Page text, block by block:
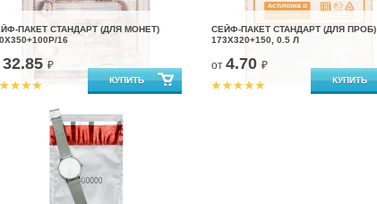
ПАКЕТ CТАНДАРТ (ДЛЯ МОНЕТ)
16
32.85 ₽
СЕЙФ-ПАКЕТ СТАНДАРТ (ДЛЯ ПРОБ)
173X320+150, 0.5 Л
от 4.70 ₽